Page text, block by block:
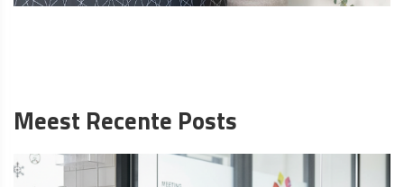
Meest Recente Posts